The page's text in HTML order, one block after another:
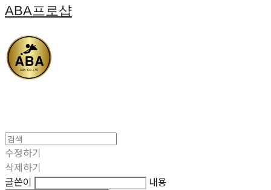
ABA프로샵
수정하기
삭제하기
글쓴이
내용